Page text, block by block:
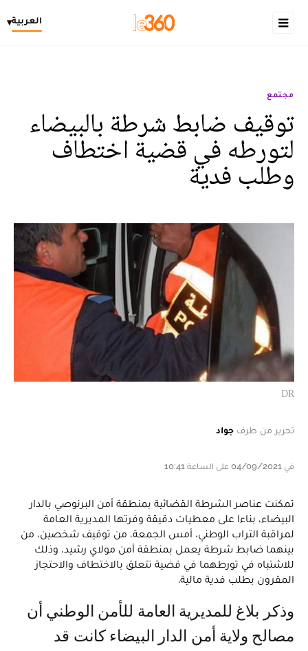
العربية▾
مجتمع
توقيف ضابط شرطة بالبيضاء
لتورطه في قضية اختطاف
وطلب فدية
DR
تحرير من طرف جواد
في 04/09/2021 على الساعة 10:41
تمكنت عناصر الشرطة القضائية بمنطقة أمن البرنوصي بالدار
البيضاء، بناءا على معطيات دقيقة وفرتها المديرية العامة
لمراقبة التراب الوطني، أمس الجمعة، من توقيف شخصين، من
بينهما ضابط شرطة يعمل بمنطقة أمن مولاي رشيد، وذلك
للاشتباه في تورطهما في قضية تتعلق بالاختطاف والاحتجاز
المقرون بطلب فدية مالية.
وذكر بلاغ للمديرية العامة للأمن الوطني أن
مصالح ولاية أمن الدار البيضاء كانت قد